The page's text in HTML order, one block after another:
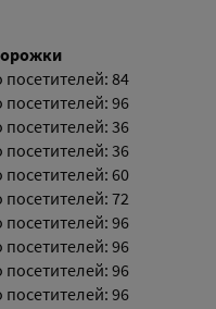
84
96
36
36
60
72
96
96
96
96